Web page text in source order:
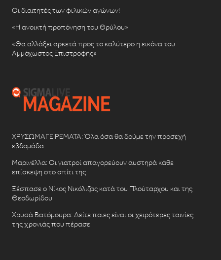
Οι διαιτητές των φιλικών αγώνων!
«Η ανοικτή προπόνηση του Θρύλου»
«Θα αλλάξει αρκετά προς το καλύτερο η εικόνα του
Αμμόχωστος Επιστροφής»
ΧΡΥΣΩΜΑΓΕΙΡΕΜΑΤΑ: Όλα όσα θα δούμε την προσεχή
εβδομάδα
Μαρινέλλα: Οι γιατροί απαγορεύουν αυστηρά κάθε
επίσκεψη στο σπίτι της
Ξέσπασε ο Νίκος Νικόλιζας κατά του Πλούταρχου και της
Θεοδωρίδου
Χρυσά Βατόμουρα: Δείτε ποιες είναι οι χειρότερες ταινίες
της χρονιάς που πέρασε